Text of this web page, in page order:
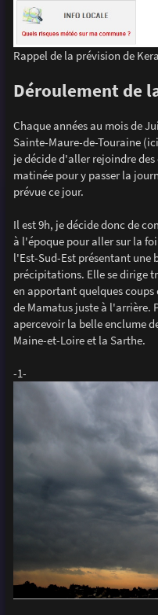
Rappel de la prévision de
Déroulement de
Chaque années au mois de
Sainte-Maure-de-Touraine
je décide d'aller rejoindre
matinée pour y passer la
prévue ce jour.
Il est 9h, je décide donc de
à l'époque pour aller sur la
l'Est-Sud-Est présentant une
précipitations. Elle se dirige
en apportant quelques
de Mamatus juste à l'arrière.
apercevoir la belle enclume
Maine-et-Loire et la Sarthe.
-1-